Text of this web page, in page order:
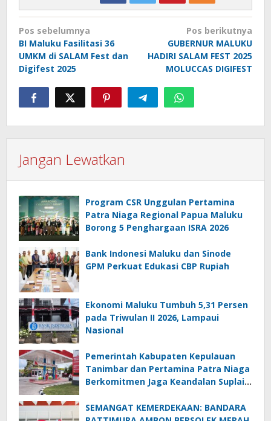
Navigasi
pos
Pos sebelumnya
BI Maluku Fasilitasi 36
UMKM di SALAM Fest dan
Digifest 2025
Pos berikutnya
GUBERNUR MALUKU
HADIRI SALAM FEST 2025
MOLUCCAS DIGIFEST
Jangan Lewatkan
Program CSR Unggulan Pertamina
Patra Niaga Regional Papua Maluku
Borong 5 Penghargaan ISRA 2026
Bank Indonesi Maluku dan Sinode
GPM Perkuat Edukasi CBP Rupiah
Ekonomi Maluku Tumbuh 5,31 Persen
pada Triwulan II 2026, Lampaui
Nasional
Pemerintah Kabupaten Kepulauan
Tanimbar dan Pertamina Patra Niaga
Berkomitmen Jaga Keandalan Suplai
SEMANGAT KEMERDEKAAN: BANDARA